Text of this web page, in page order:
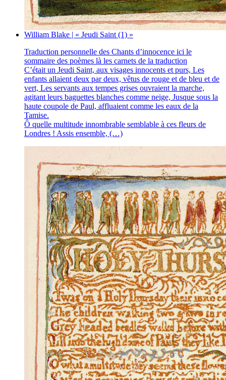
William Blake | « Jeudi Saint (1) »
Traduction personnelle des Chants d’innocence ici le
sommaire des poèmes là les carnets de la traduction
C’était un Jeudi Saint, aux visages innocents et purs, Les
enfants allaient deux par deux, vêtus de rouge et de bleu et de
vert, Les servants aux tempes grises ouvraient la marche,
agitant leurs baguettes blanches comme neige, Jusque sous la
haute coupole de Paul, affluaient comme les eaux de la
Tamise.
Ô quelle multitude innombrable semblable à ces fleurs de
Londres ! Assis ensemble, (…)